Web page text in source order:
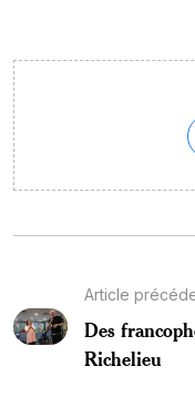
Article
Des
Richelieu